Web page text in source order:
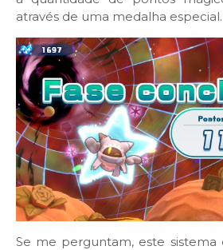
através de uma medalha especial.
Se me perguntam, este sistema